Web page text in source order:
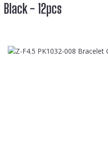
Black - 12pcs
Afbeeldingengalerij overslaan